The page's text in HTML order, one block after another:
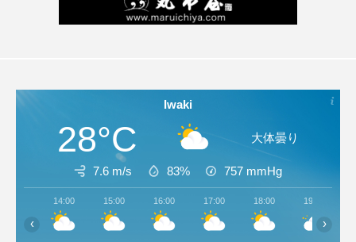
Iwaki
28°C 大体曇り
7.6 m/s 83% 757 mmHg
14:00 15:00 16:00 17:00 18:00 19:00
‹ ›